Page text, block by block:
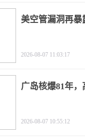
美空管漏洞再
2026-08-07 11:03:17
广岛核爆81年
2026-08-07 10:55:12